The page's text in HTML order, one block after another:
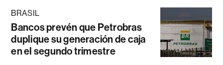
BRASIL
Bancos prevén que Petrobras
duplique su generación de caja
en el segundo trimestre